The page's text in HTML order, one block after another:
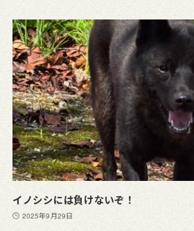
イノシシには負けないぞ！
2025年9月29日